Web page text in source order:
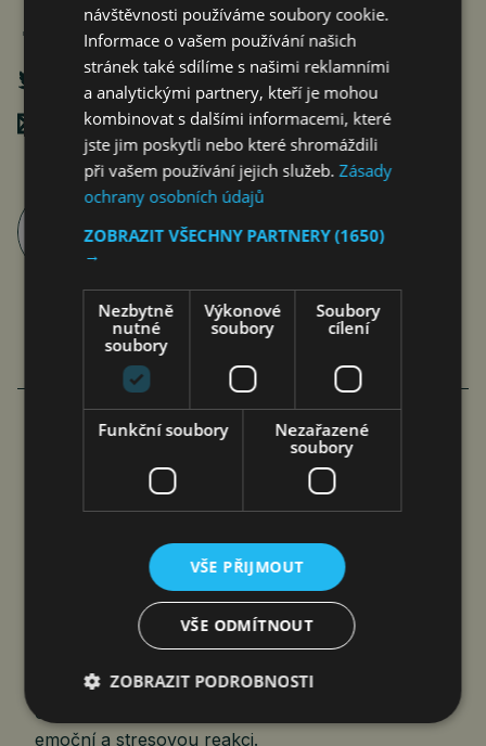
Poslat mailem
články autora >
VÍCE ČLÁNKŮ O EKONOMICE
PODVODŮ S PLATBAMI A PLATEBNÍMI
KARTAMI VÝRAZNĚ PŘIBYLO
mozku při akutním stresu. Nejprve vyvolají pocit
ohrožení nebo hrozící ztráty a tím spustí silnou
emoční a stresovou reakci.
návštěvnosti používáme soubory cookie.
Informace o vašem používání našich
stránek také sdílíme s našimi reklamními
a analytickými partnery, kteří je mohou
kombinovat s dalšími informacemi, které
jste jim poskytli nebo které shromáždili
při vašem používání jejich služeb.Zásady
ochrany osobních údajů
ZOBRAZIT VŠECHNY PARTNERY(1650)
→
Nezbytně
nutné
soubory
Výkonové
soubory
Soubory
cílení
Funkční soubory
Nezařazené
soubory
VŠE PŘIJMOUT
VŠE ODMÍTNOUT
ZOBRAZIT PODROBNOSTI